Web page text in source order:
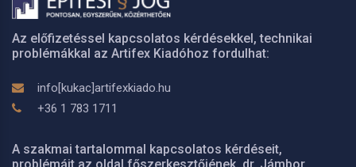
Az előfizetéssel kapcsolatos kérdésekkel, technikai
problémákkal az Artifex Kiadóhoz fordulhat:
info[kukac]artifexkiado.hu
+36 1 783 1711
A szakmai tartalommal kapcsolatos kérdéseit,